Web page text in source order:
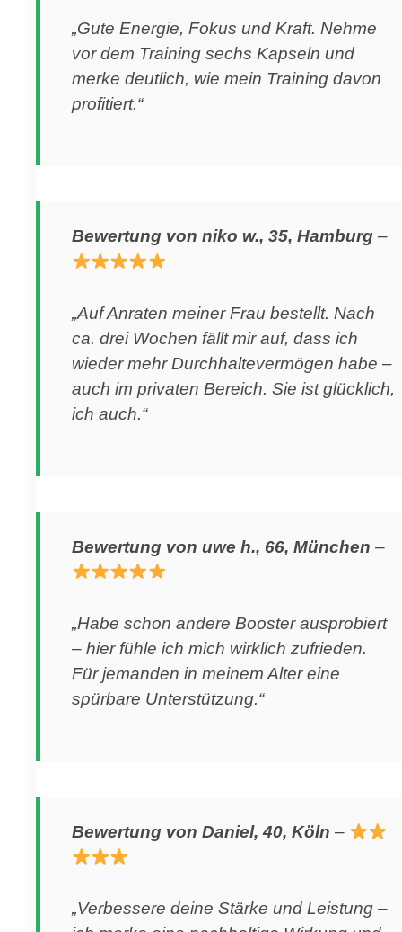
„Gute Energie, Fokus und Kraft. Nehme
vor dem Training sechs Kapseln und
merke deutlich, wie mein Training davon
profitiert.“
Bewertung von niko w., 35, Hamburg –
„Auf Anraten meiner Frau bestellt. Nach
ca. drei Wochen fällt mir auf, dass ich
wieder mehr Durchhaltevermögen habe –
auch im privaten Bereich. Sie ist glücklich,
ich auch.“
Bewertung von uwe h., 66, München –
„Habe schon andere Booster ausprobiert
– hier fühle ich mich wirklich zufrieden.
Für jemanden in meinem Alter eine
spürbare Unterstützung.“
Bewertung von Daniel, 40, Köln –
„Verbessere deine Stärke und Leistung –